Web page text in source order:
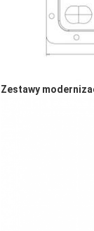
Zestawy